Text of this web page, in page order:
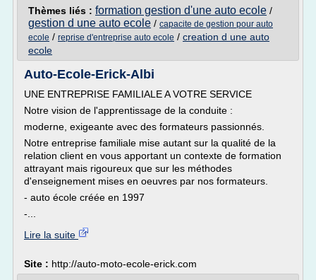
Thèmes liés : formation gestion d'une auto ecole /
gestion d une auto ecole / capacite de gestion pour auto
ecole / reprise d'entreprise auto ecole / creation d une auto
ecole
Auto-Ecole-Erick-Albi
UNE ENTREPRISE FAMILIALE A VOTRE SERVICE
Notre vision de l'apprentissage de la conduite :
moderne, exigeante avec des formateurs passionnés.
Notre entreprise familiale mise autant sur la qualité de la
relation client en vous apportant un contexte de formation
attrayant mais rigoureux que sur les méthodes
d'enseignement mises en oeuvres par nos formateurs.
- auto école créée en 1997
-...
Lire la suite
Site : http://auto-moto-ecole-erick.com